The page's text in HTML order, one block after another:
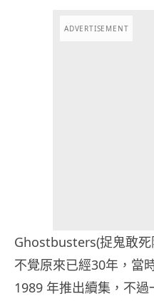
ADVERTISEMENT
Ghostbusters(捉鬼敢
不覺原來已經30年，當
1989 年推出續集，不